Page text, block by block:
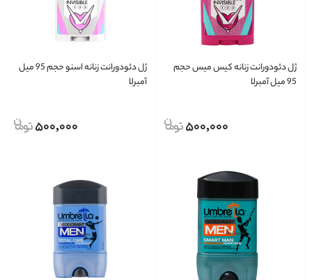
ژل دئودورانت زنانه کیس میس حجم
95 میل آمبرلا
500,000
ژل دئودورانت زنانه اسنو حجم 95 میل
آمبرلا
500,000